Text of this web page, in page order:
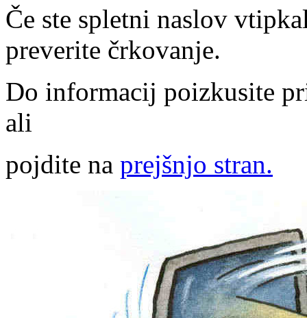
Če ste spletni naslov
preverite črkovanje.
Do informacij poizkusite
ali
pojdite na prejšnjo stran.